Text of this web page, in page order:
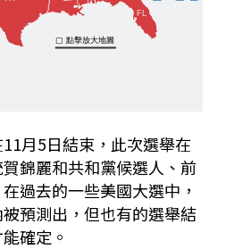
月5日結束，此次選舉在
錦麗和共和黨候選人、前
過去的一些美國大選中，
預測出，但也有的選舉結
確定。